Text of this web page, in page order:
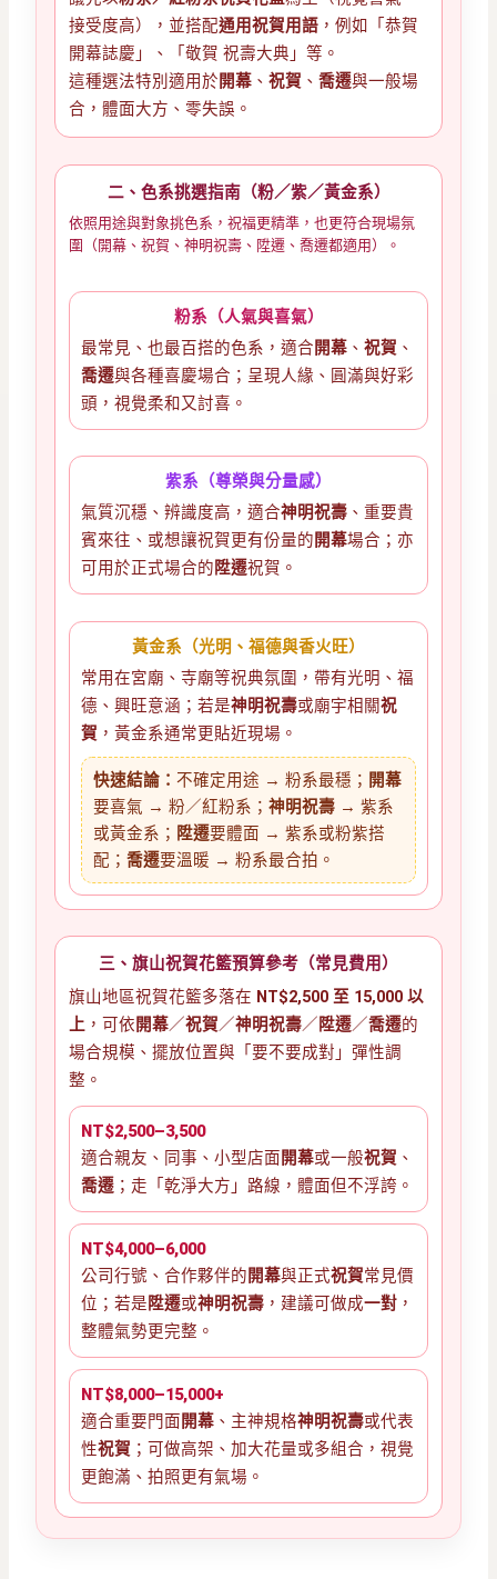
接受度高），並搭配通用祝賀用語 ，例如「恭賀
開幕誌慶」、「敬賀 祝壽大典」等。
這種選法特別適用於 開幕 、祝賀 、喬遷與一般場
合，體面大方、零失誤。
二、色系挑選指南（粉／紫／黃金系）
依照用途與對象挑色系，祝福更精準，也更符合現場氛
圍（開幕、祝賀、神明祝壽、陞遷、喬遷都適用）。
粉系（人氣與喜氣）
最常見、也最百搭的色系，適合 開幕 、祝賀 、
喬遷與各種喜慶場合；呈現人緣、圓滿與好彩
頭，視覺柔和又討喜。
紫系（尊榮與分量感）
氣質沉穩、辨識度高，適合神明祝壽 、重要貴
賓來往、或想讓祝賀更有份量的 開幕場合；亦
可用於正式場合的陞遷祝賀。
黃金系（光明、福德與香火旺）
常用在宮廟、寺廟等祝典氛圍，帶有光明、福
德、興旺意涵；若是神明祝壽或廟宇相關祝
賀 ，黃金系通常更貼近現場。
快速結論：不確定用途 → 粉系最穩； 開幕
要喜氣 → 粉／紅粉系；神明祝壽 → 紫系
或黃金系； 陞遷要體面 → 紫系或粉紫搭
配；喬遷要溫暖 → 粉系最合拍。
三、旗山祝賀花籃預算參考（常見費用）
旗山地區祝賀花籃多落在 NT$2,500 至 15,000 以
上 ，可依 開幕／祝賀／神明祝壽／陞遷／喬遷的
場合規模、擺放位置與「要不要成對」彈性調
整。
NT$2,500–3,500
適合親友、同事、小型店面 開幕或一般祝賀 、
喬遷 ；走「乾淨大方」路線，體面但不浮誇。
NT$4,000–6,000
公司行號、合作夥伴的 開幕與正式祝賀常見價
位；若是陞遷或神明祝壽 ，建議可做成一對 ，
整體氣勢更完整。
NT$8,000–15,000+
適合重要門面 開幕 、主神規格神明祝壽或代表
性祝賀 ；可做高架、加大花量或多組合，視覺
更飽滿、拍照更有氣場。